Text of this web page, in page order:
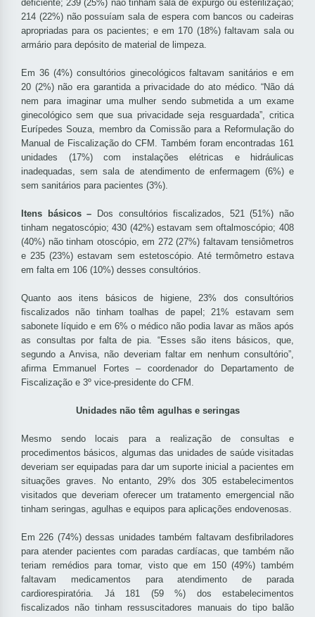
deficiente; 239 (25%) não tinham sala de expurgo ou esterilização;
214 (22%) não possuíam sala de espera com bancos ou cadeiras
apropriadas para os pacientes; e em 170 (18%) faltavam sala ou
armário para depósito de material de limpeza.
Em 36 (4%) consultórios ginecológicos faltavam sanitários e em
20 (2%) não era garantida a privacidade do ato médico. “Não dá
nem para imaginar uma mulher sendo submetida a um exame
ginecológico sem que sua privacidade seja resguardada”, critica
Eurípedes Souza, membro da Comissão para a Reformulação do
Manual de Fiscalização do CFM. Também foram encontradas 161
unidades (17%) com instalações elétricas e hidráulicas
inadequadas, sem sala de atendimento de enfermagem (6%) e
sem sanitários para pacientes (3%).
Itens básicos – Dos consultórios fiscalizados, 521 (51%) não
tinham negatoscópio; 430 (42%) estavam sem oftalmoscópio; 408
(40%) não tinham otoscópio, em 272 (27%) faltavam tensiômetros
e 235 (23%) estavam sem estetoscópio. Até termômetro estava
em falta em 106 (10%) desses consultórios.
Quanto aos itens básicos de higiene, 23% dos consultórios
fiscalizados não tinham toalhas de papel; 21% estavam sem
sabonete líquido e em 6% o médico não podia lavar as mãos após
as consultas por falta de pia. “Esses são itens básicos, que,
segundo a Anvisa, não deveriam faltar em nenhum consultório”,
afirma Emmanuel Fortes – coordenador do Departamento de
Fiscalização e 3º vice-presidente do CFM.
Unidades não têm agulhas e seringas
Mesmo sendo locais para a realização de consultas e
procedimentos básicos, algumas das unidades de saúde visitadas
deveriam ser equipadas para dar um suporte inicial a pacientes em
situações graves. No entanto, 29% dos 305 estabelecimentos
visitados que deveriam oferecer um tratamento emergencial não
tinham seringas, agulhas e equipos para aplicações endovenosas.
Em 226 (74%) dessas unidades também faltavam desfibriladores
para atender pacientes com paradas cardíacas, que também não
teriam remédios para tomar, visto que em 150 (49%) também
faltavam medicamentos para atendimento de parada
cardiorespiratória. Já 181 (59 %) dos estabelecimentos
fiscalizados não tinham ressuscitadores manuais do tipo balão